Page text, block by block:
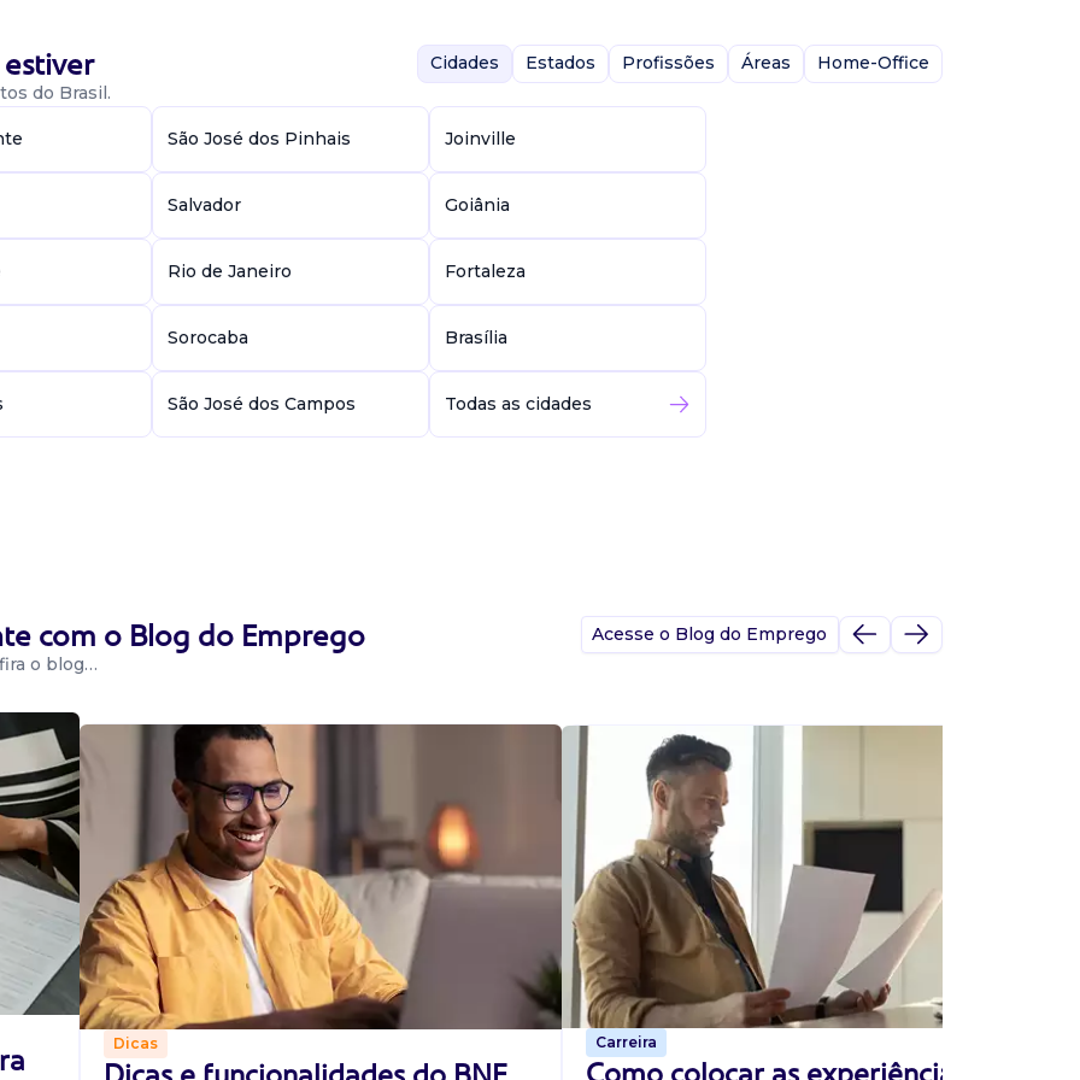
para atuar
O
financeira,...
para
as melhores
e direcionar a
par...
do Brasil.
Cidades Estados Profissões Áreas Home-Office
São José dos Pinhais Joinville
Salvador Goiânia
Rio de Janeiro Fortaleza
Sorocaba Brasília
São José dos Campos Todas as cidades
com o Blog do Emprego
o blog…
Acesse o Blog do Emprego
Dicas Carreira